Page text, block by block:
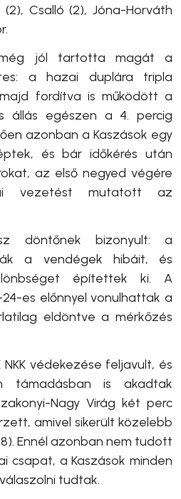
(2), Csalló (2), Jóna-Horváth
jól tartotta magát a
a hazai duplára tripla
fordítva is működött a
állás egészen a 4. percig
azonban a Kaszások egy
és bár időkérés után
az első negyed végére
vezetést mutatott az
döntőnek bizonyult: a
a vendégek hibáit, és
építettek ki. A
es előnnyel vonulhattak a
eldöntve a mérkőzés
védekezése feljavult, és
támadásban is akadtak
Nagy Virág két perc
amivel sikerült közelebb
Ennél azonban nem tudott
csapat, a Kaszások minden
tudtak.